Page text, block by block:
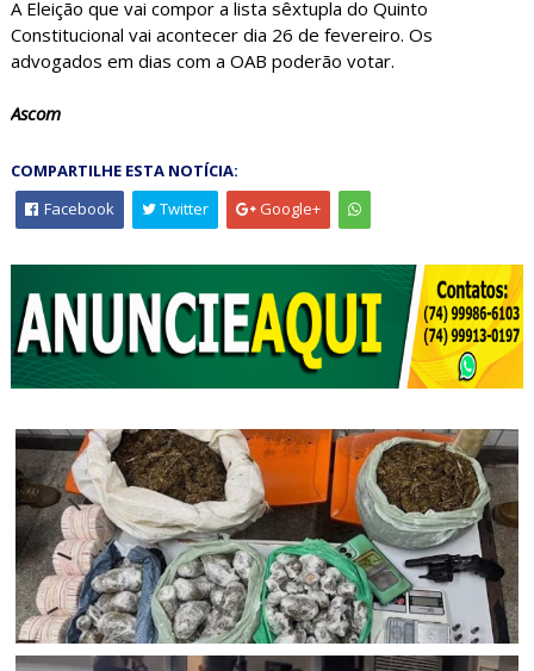
A Eleição que vai compor a lista sêxtupla do Quinto
Constitucional vai acontecer dia 26 de fevereiro. Os
advogados em dias com a OAB poderão votar.
Ascom
COMPARTILHE ESTA NOTÍCIA:
Facebook
Twitter Google+